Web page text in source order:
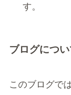
す。
ブログにつ
このブログで